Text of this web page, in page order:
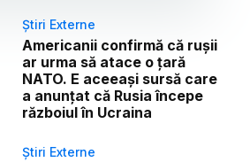
Știri Externe
Americanii confirmă că rușii
ar urma să atace o țară
NATO. E aceeași sursă care
a anunțat că Rusia începe
războiul în Ucraina
Știri Externe